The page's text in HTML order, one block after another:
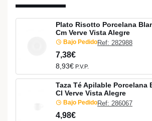
Plato Risotto Porcelana
Cm Verve Vista Alegre
Bajo PedidoRef: 282988
7,38€
8,93€ P.V.P.
Taza Té Apilable Porcelana
Cl Verve Vista Alegre
Bajo PedidoRef: 286067
4,98€